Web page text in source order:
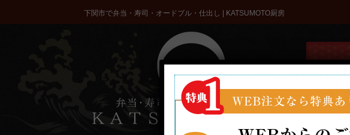
下関市で弁当・寿司・オードブル・仕出し | KATSUMOTO厨房